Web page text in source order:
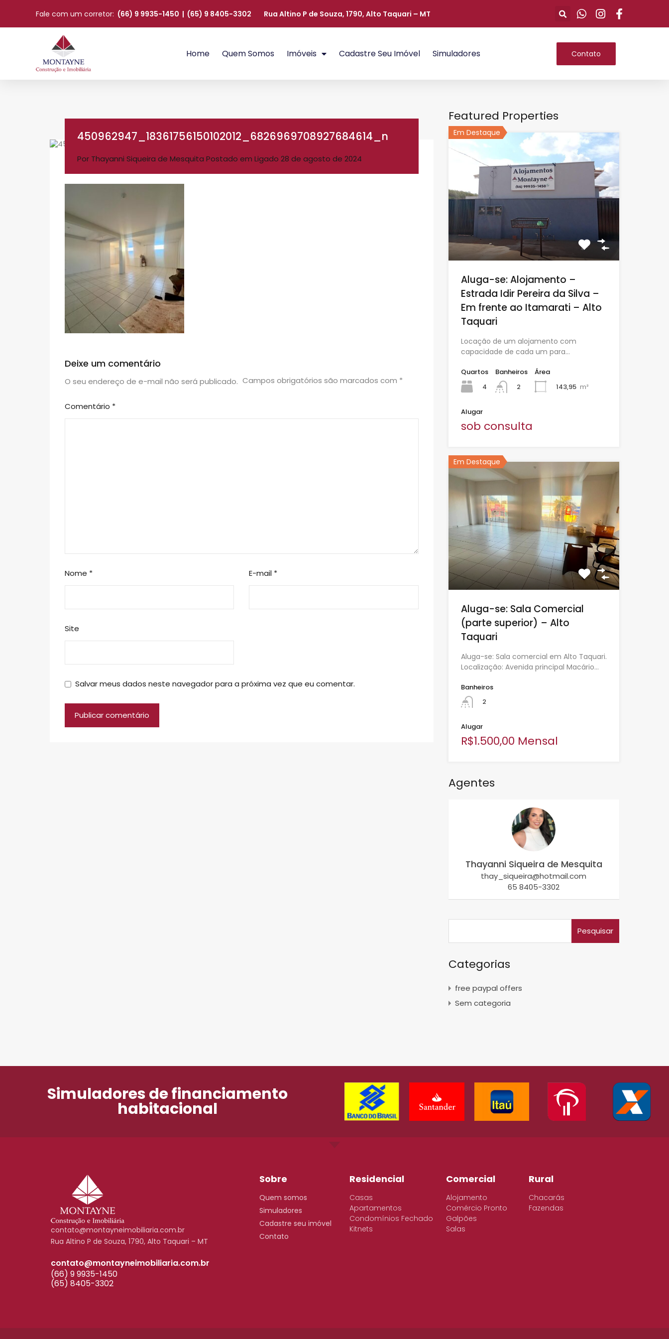
Fale com um corretor: (66) 9 9935-1450 | (65) 9 8405-3302 Rua Altino P de Souza, 1790, Alto Taquari – MT
Home Quem Somos Imóveis Cadastre Seu Imóvel Simuladores Contato
450962947_18361756150102012_6826969708927684614_n
Por Thayanni Siqueira de Mesquita Postado em Ligado 28 de agosto de 2024
Deixe um comentário
O seu endereço de e-mail não será publicado. Campos obrigatórios são marcados com *
Comentário *
Nome * E-mail *
Site
Salvar meus dados neste navegador para a próxima vez que eu comentar.
Featured Properties
Em Destaque
Aluga-se: Alojamento –
Estrada Idir Pereira da Silva –
Em frente ao Itamarati – Alto
Taquari
Locação de um alojamento com
capacidade de cada um para…
Quartos
4
Banheiros
2
Área
143,95 m²
Alugar
sob consulta
Em Destaque
Aluga-se: Sala Comercial
(parte superior) – Alto
Taquari
Aluga-se: Sala comercial em Alto Taquari.
Localização: Avenida principal Macário…
Banheiros
2
Alugar
R$1.500,00 Mensal
Agentes
Thayanni Siqueira de Mesquita
thay_siqueira@hotmail.com
65 8405-3302
Categorias
free paypal offers
Sem categoria
Simuladores de financiamento
habitacional
contato@montayneimobiliaria.com.br
Rua Altino P de Souza, 1790, Alto Taquari – MT
contato@montayneimobiliaria.com.br
(66) 9 9935-1450
(65) 8405-3302
Sobre
Quem somos
Simuladores
Cadastre seu imóvel
Contato
Residencial
Casas
Apartamentos
Condomínios Fechado
Kitnets
Comercial
Alojamento
Comércio Pronto
Galpões
Salas
Rural
Chacarás
Fazendas